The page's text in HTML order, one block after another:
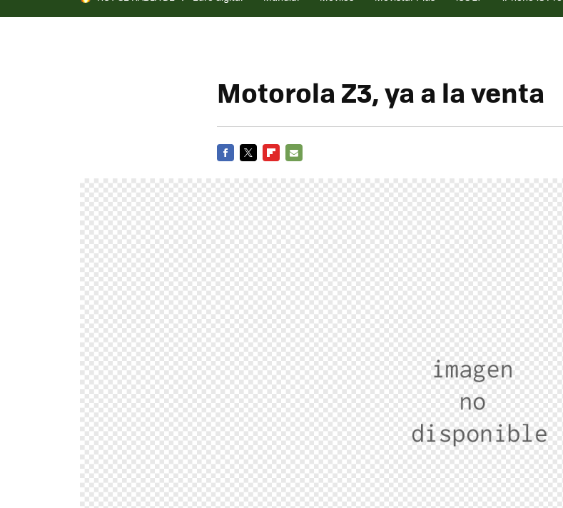
Pixel 10a
Motorola Z3, ya a la venta